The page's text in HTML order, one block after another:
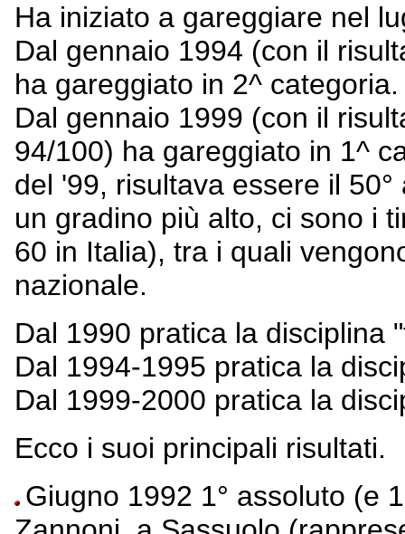
Ha iniziato a gareggiare nel
Dal gennaio 1994 (con il
ha gareggiato in 2^ categoria.
Dal gennaio 1999 (con il
94/100) ha gareggiato in 1^
del '99, risultava essere il
un gradino più alto, ci sono i
60 in Italia), tra i quali
nazionale.
Dal 1990 pratica la disciplina
Dal 1994-1995 pratica la
Dal 1999-2000 pratica la
Ecco i suoi principali risultati.
Giugno 1992 1° assoluto (e